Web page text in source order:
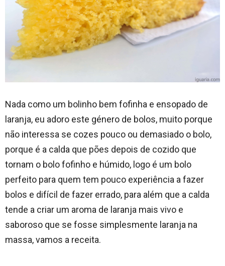
Nada como um bolinho bem fofinha e ensopado de
laranja, eu adoro este género de bolos, muito porque
não interessa se cozes pouco ou demasiado o bolo,
porque é a calda que pões depois de cozido que
tornam o bolo fofinho e húmido, logo é um bolo
perfeito para quem tem pouco experiência a fazer
bolos e difícil de fazer errado, para além que a calda
tende a criar um aroma de laranja mais vivo e
saboroso que se fosse simplesmente laranja na
massa, vamos a receita.